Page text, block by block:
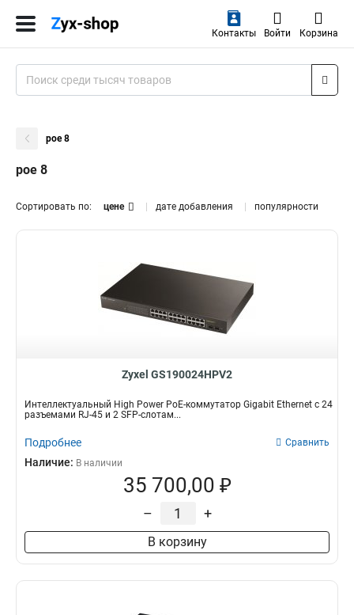
Контакты Войти Корзина
poe 8
poe 8
Сортировать по: цене дате добавления популярности
Zyxel GS190024HPV2
Интеллектуальный High Power PoE-коммутатор Gigabit Ethernet с 24
разъемами RJ-45 и 2 SFP-слотам...
Подробнее Сравнить
Наличие: В наличии
35 700,00 ₽
– +
В корзину